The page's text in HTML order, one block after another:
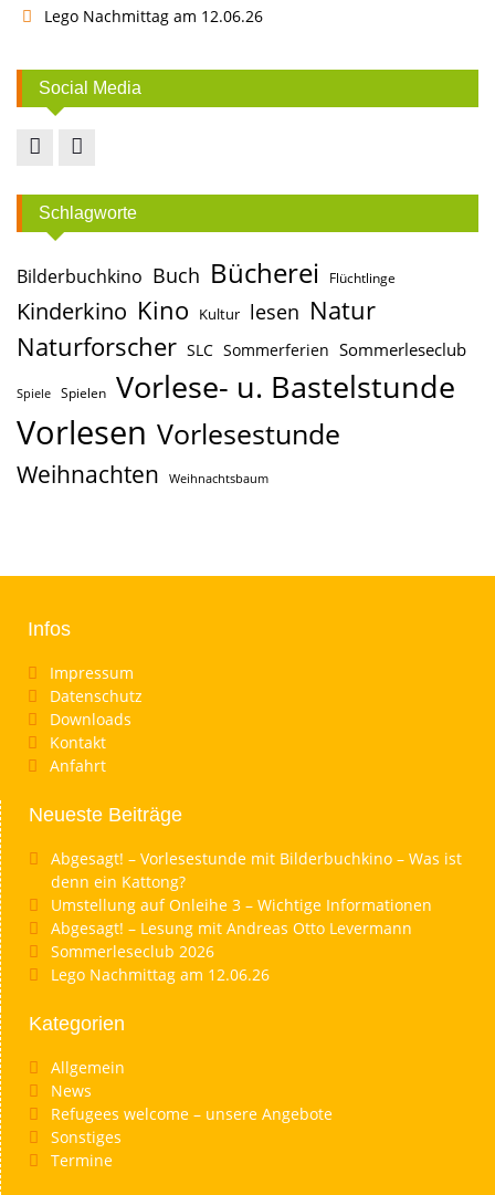
Lego Nachmittag am 12.06.26
Social Media
Schlagworte
Bilderbuchkino Buch Bücherei Flüchtlinge
Kinderkino Kino Kultur lesen Natur
Naturforscher SLC Sommerferien Sommerleseclub
Spiele Spielen Vorlese- u. Bastelstunde
Vorlesen Vorlesestunde
Weihnachten Weihnachtsbaum
Infos
Impressum
Datenschutz
Downloads
Kontakt
Anfahrt
Neueste Beiträge
Abgesagt! – Vorlesestunde mit Bilderbuchkino – Was ist
denn ein Kattong?
Umstellung auf Onleihe 3 – Wichtige Informationen
Abgesagt! – Lesung mit Andreas Otto Levermann
Sommerleseclub 2026
Lego Nachmittag am 12.06.26
Kategorien
Allgemein
News
Refugees welcome – unsere Angebote
Sonstiges
Termine